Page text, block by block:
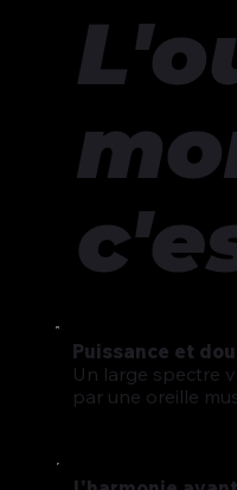
Puissance et
Un large spectre
par une oreille